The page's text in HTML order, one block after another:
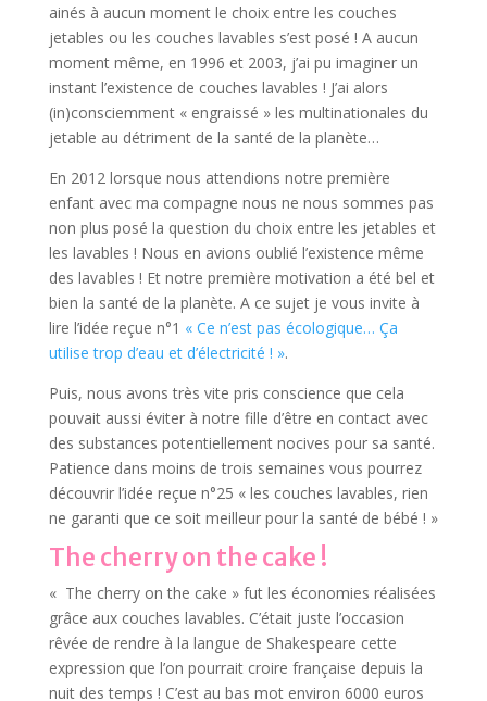
ainés à aucun moment le choix entre les couches
jetables ou les couches lavables s’est posé ! A aucun
moment même, en 1996 et 2003, j’ai pu imaginer un
instant l’existence de couches lavables ! J’ai alors
(in)consciemment « engraissé » les multinationales du
jetable au détriment de la santé de la planète…
En 2012 lorsque nous attendions notre première
enfant avec ma compagne nous ne nous sommes pas
non plus posé la question du choix entre les jetables et
les lavables ! Nous en avions oublié l’existence même
des lavables ! Et notre première motivation a été bel et
bien la santé de la planète. A ce sujet je vous invite à
lire l’idée reçue n°1 « Ce n’est pas écologique… Ça
utilise trop d’eau et d’électricité ! ».
Puis, nous avons très vite pris conscience que cela
pouvait aussi éviter à notre fille d’être en contact avec
des substances potentiellement nocives pour sa santé.
Patience dans moins de trois semaines vous pourrez
découvrir l’idée reçue n°25 « les couches lavables, rien
ne garanti que ce soit meilleur pour la santé de bébé ! »
The cherry on the cake !
« The cherry on the cake » fut les économies réalisées
grâce aux couches lavables. C’était juste l’occasion
rêvée de rendre à la langue de Shakespeare cette
expression que l’on pourrait croire française depuis la
nuit des temps ! C’est au bas mot environ 6000 euros